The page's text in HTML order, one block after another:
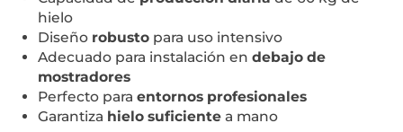
hielo
Diseño robusto para uso intensivo
Adecuado para instalación en debajo de
mostradores
Perfecto para entornos profesionales
Garantiza hielo suficiente a mano